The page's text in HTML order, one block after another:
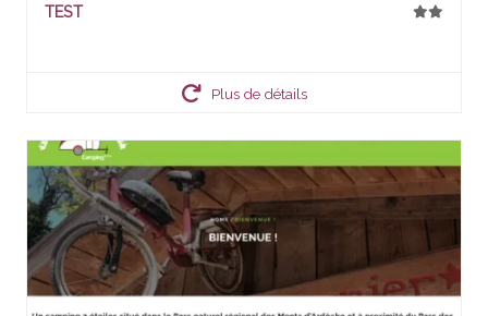
TEST
Plus de détails